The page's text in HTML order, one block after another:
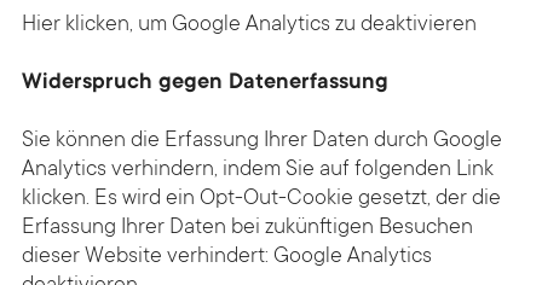
Hier klicken, um Google Analytics zu deaktivieren
Widerspruch gegen Datenerfassung
Sie können die Erfassung Ihrer Daten durch Google
Analytics verhindern, indem Sie auf folgenden Link
klicken. Es wird ein Opt-Out-Cookie gesetzt, der die
Erfassung Ihrer Daten bei zukünftigen Besuchen
dieser Website verhindert: Google Analytics